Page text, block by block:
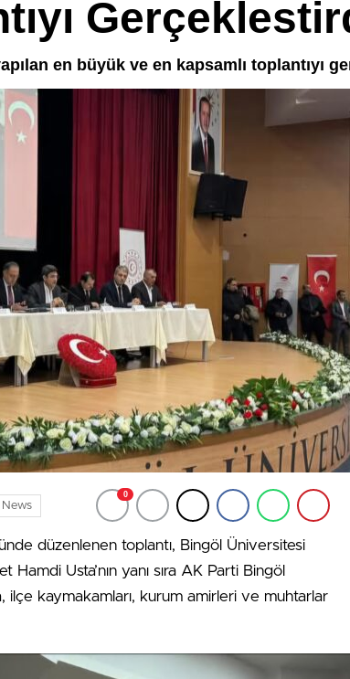
en büyük ve en kapsamlı toplantıyı
News
0
düzenlenen toplantı, Bingöl Üniversitesi
Hamdi Usta’nın yanı sıra AK Parti Bingöl
kaymakamları, kurum amirleri ve muhtarlar